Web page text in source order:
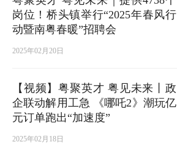
岗位！桥头镇举行“2025年春风行
动暨南粤春暖”招聘会
2025年02月20日
【视频】粤聚英才 粤见未来丨政
企联动解用工急 《哪吒2》潮玩亿
元订单跑出“加速度”
2025年02月18日